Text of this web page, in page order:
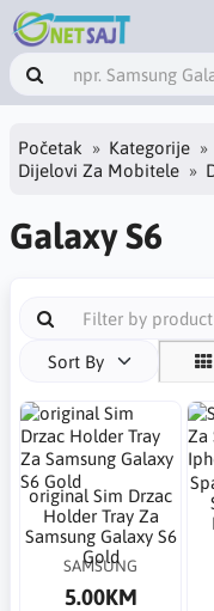
Početak Kategorije
Dijelovi Za Mobitele
Galaxy S6
Sort By
​original Sim Drzac
Holder Tray Za
Samsung Galaxy S6
Gold
SAMSUNG
5.00KM